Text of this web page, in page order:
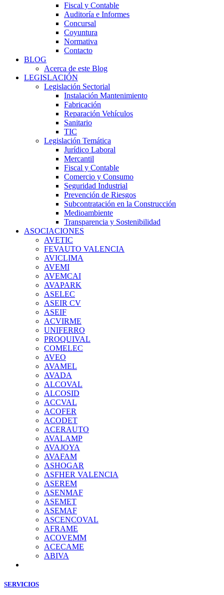
Fiscal y Contable
Auditoría e Informes
Concursal
Coyuntura
Normativa
Contacto
BLOG
Acerca de este Blog
LEGISLACIÓN
Legislación Sectorial
Instalación Mantenimiento
Fabricación
Reparación Vehículos
Sanitario
TIC
Legislación Temática
Jurídico Laboral
Mercantil
Fiscal y Contable
Comercio y Consumo
Seguridad Industrial
Prevención de Riesgos
Subcontratación en la Construcción
Medioambiente
Transparencia y Sostenibilidad
ASOCIACIONES
AVETIC
FEVAUTO VALENCIA
AVICLIMA
AVEMI
AVEMCAI
AVAPARK
ASELEC
ASEIR CV
ASEIF
ACVIRME
UNIFERRO
PROQUIVAL
COMELEC
AVEO
AVAMEL
AVADA
ALCOVAL
ALCOSID
ACCVAL
ACOFER
ACODET
ACERAUTO
AVALAMP
AVAJOYA
AVAFAM
ASHOGAR
ASFHER VALENCIA
ASEREM
ASENMAF
ASEMET
ASEMAF
ASCENCOVAL
AFRAME
ACOVEMM
ACECAME
ABIVA
SERVICIOS